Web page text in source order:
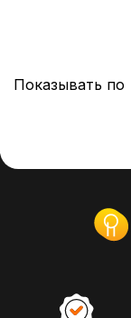
Показывать по